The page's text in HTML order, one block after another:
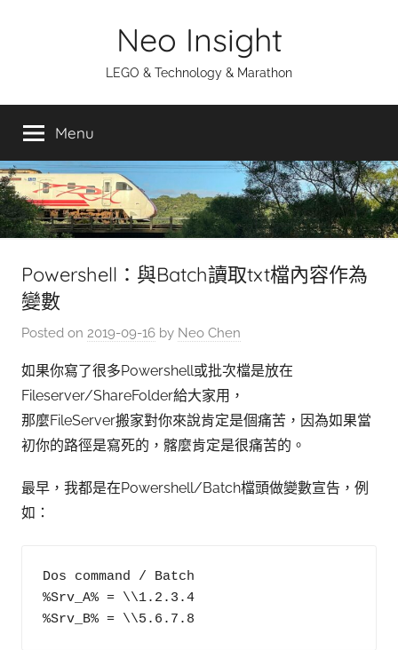
Neo Insight
LEGO & Technology & Marathon
Menu
Powershell：與Batch讀取txt檔內容作為
變數
Posted on 2019-09-16 by Neo Chen
如果你寫了很多Powershell或批次檔是放在
Fileserver/ShareFolder給大家用，
那麼FileServer搬家對你來說肯定是個痛苦，因為如果當
初你的路徑是寫死的，髂麼肯定是很痛苦的。
最早，我都是在Powershell/Batch檔頭做變數宣告，例
如：
Dos command / Batch
%Srv_A% = \\1.2.3.4
%Srv_B% = \\5.6.7.8